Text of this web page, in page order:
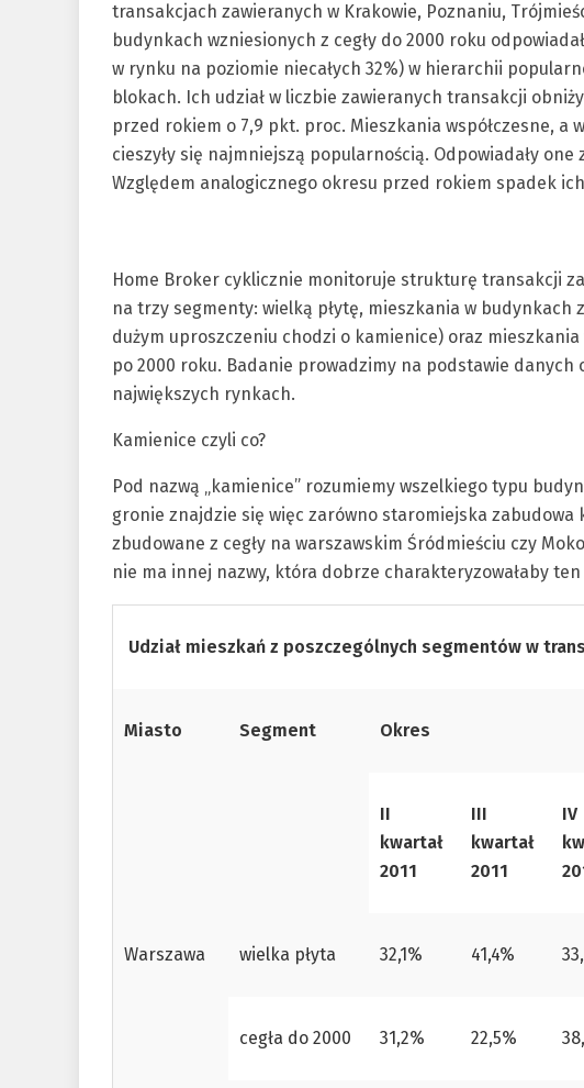
transakcjach zawieranych w Krakowie, Poznaniu,
budynkach wzniesionych z cegły do 2000 roku
w rynku na poziomie niecałych 32%) w hierarchii
blokach. Ich udział w liczbie zawieranych transakcji
przed rokiem o 7,9 pkt. proc. Mieszkania współczesne, a
cieszyły się najmniejszą popularnością. Odpowiadały
Względem analogicznego okresu przed rokiem spadek
Home Broker cyklicznie monitoruje strukturę transakcji
na trzy segmenty: wielką płytę, mieszkania w budynkach
dużym uproszczeniu chodzi o kamienice) oraz
po 2000 roku. Badanie prowadzimy na podstawie
największych rynkach.
Kamienice czyli co?
Pod nazwą „kamienice” rozumiemy wszelkiego typu
gronie znajdzie się więc zarówno staromiejska
zbudowane z cegły na warszawskim Śródmieściu czy
nie ma innej nazwy, która dobrze charakteryzowałaby
Udział mieszkań z poszczególnych segmentów w
Miasto Segment Okres
II
kwartał
2011
III
kwartał
2011
IV
Warszawa wielka płyta 32,1% 41,4%
cegła do 2000 31,2% 22,5%